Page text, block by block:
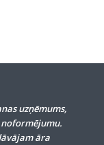
uzņēmums,
āra